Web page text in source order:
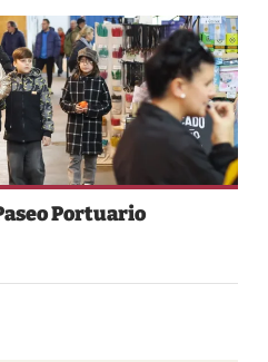
Portuario